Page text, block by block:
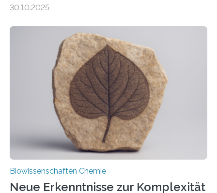
erfüllen können, müssen zahlreiche Enzyme präzise in
der Ruhr-Universität Bochum um Prof. Dr. Ralf Erdmann
und Dr. Ismaila Francis Yusuf hat nun einen bislang
unbekannten Qualitätskontrollmechanismus des
peroxisomalen Proteintransports in der Bäckerhefe
Saccharomyces cerevisiae entdeckt, der für die
Funktionsfähigkeit der Organellen entscheidend ist. Die
Studie wurde am 28. Oktober 2025 in der
Fachzeitschrift…
30.10.2025
Biowissenschaften Chemie
Neue Erkenntnisse zur Komplexität